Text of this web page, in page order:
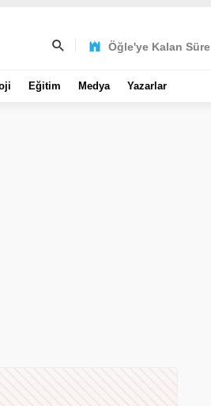
Öğle'ye Kalan Süre
Eğitim Medya Yazarlar